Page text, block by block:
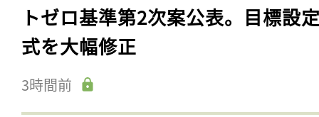
トゼロ基準第2次案公表。目標設
式を大幅修正
3時間前